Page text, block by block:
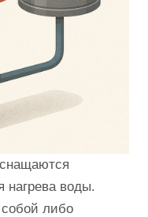
нагрева воды.
либо